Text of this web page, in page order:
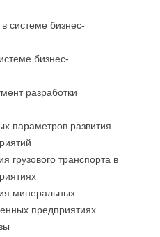
системе бизнес-
бизнес-
разработки
параметров развития
грузового транспорта в
минеральных
предприятиях